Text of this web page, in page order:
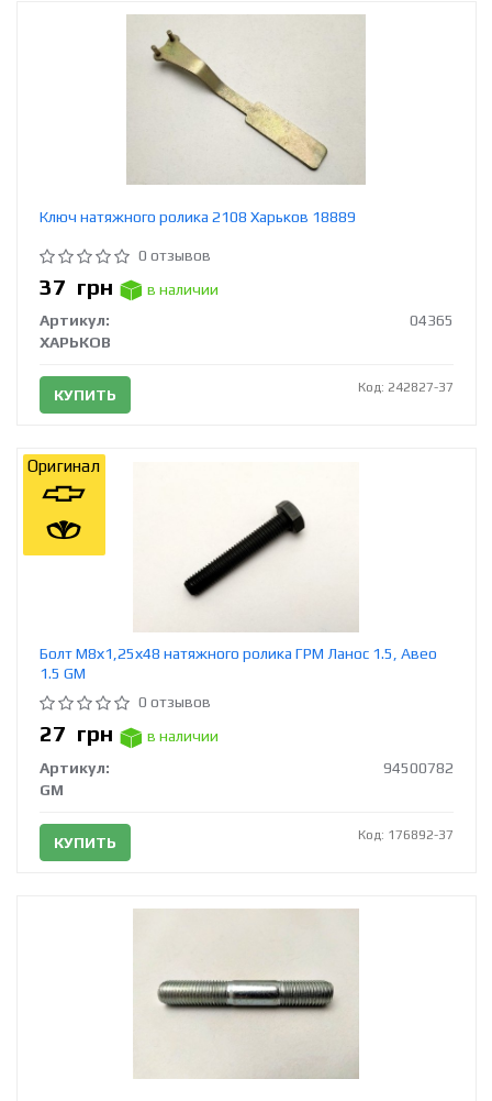
Ключ натяжного ролика 2108 Харьков 18889
0 отзывов
37 грн
в наличии
Артикул:
04365
ХАРЬКОВ
КУПИТЬ Код: 242827-37
Болт М8х1,25х48 натяжного ролика ГРМ Ланос 1.5, Авео
1.5 GM
0 отзывов
27 грн
в наличии
Артикул:
94500782
GM
КУПИТЬ Код: 176892-37
Оригинал